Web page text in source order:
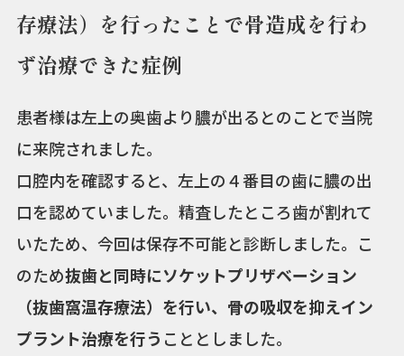
存療法）を行ったことで骨造成を行わ
ず治療できた症例
患者様は左上の奥歯より膿が出るとのことで当院
に来院されました。
口腔内を確認すると、左上の４番目の歯に膿の出
口を認めていました。精査したところ歯が割れて
いたため、今回は保存不可能と診断しました。こ
のため抜歯と同時にソケットプリザベーション
（抜歯窩温存療法）を行い、骨の吸収を抑えイン
プラント治療を行う こととしました。